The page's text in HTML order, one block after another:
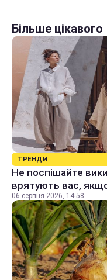
Більше цікавого
ТРЕНДИ
Не поспішайте
врятують вас,
06 серпня 2026, 14:58